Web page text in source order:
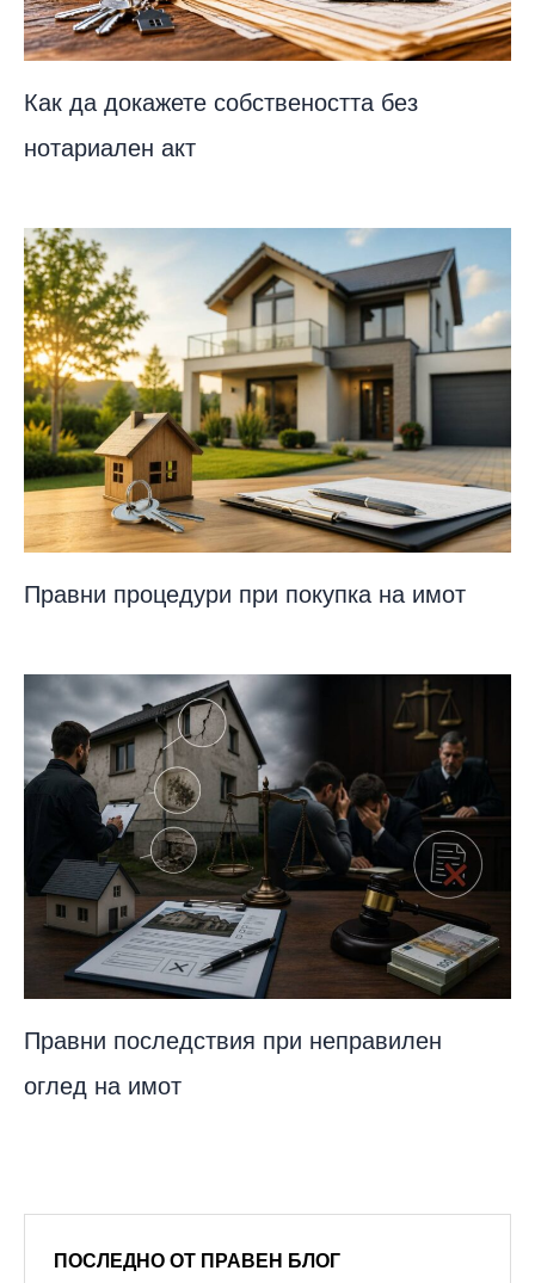
Как да докажете собствеността без
нотариален акт
Правни процедури при покупка на имот
Правни последствия при неправилен
оглед на имот
ПОСЛЕДНО ОТ ПРАВЕН БЛОГ